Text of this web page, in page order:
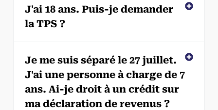
J'ai 18 ans. Puis-je demander
la TPS ?
Je me suis séparé le 27 juillet.
J'ai une personne à charge de 7
ans. Ai-je droit à un crédit sur
ma déclaration de revenus ?